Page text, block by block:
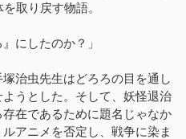
取り戻す物語。
にしたのか？」
治虫先生はどろろの目を通し
うとした。そして、妖怪退治
在であるために題名じゃなか
アニメを否定し、戦争に染ま